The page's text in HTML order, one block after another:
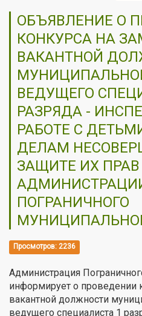
ОБЪЯВЛЕНИЕ О
КОНКУРСА НА
ВАКАНТНОЙ
ВЕДУЩЕГО
РАЗРЯДА -
РАБОТЕ С
ДЕЛАМ
ЗАЩИТЕ ИХ ПРАВ
ПОГРАНИЧНОГО
Просмотров: 2236
Администрация
информирует о проведении
вакантной должности
ведущего специалиста 1